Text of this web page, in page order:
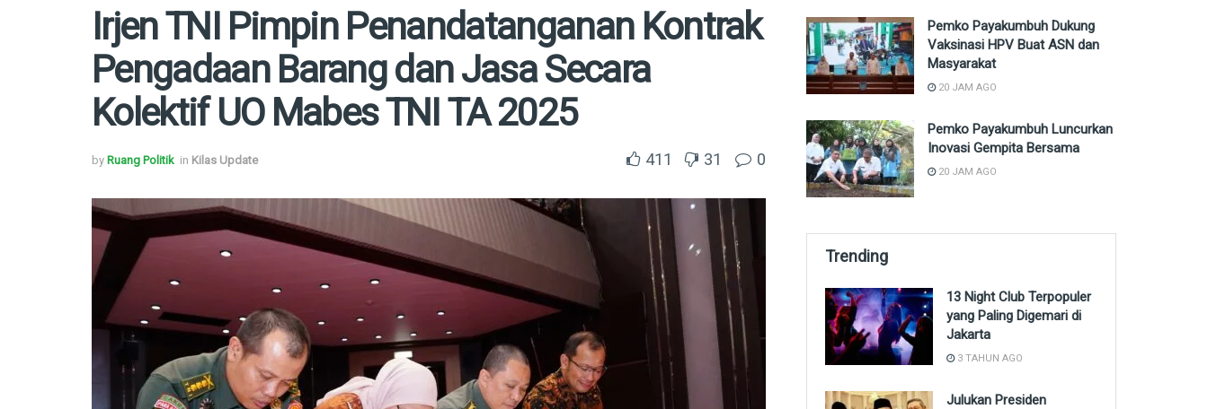
Irjen TNI Pimpin Penandatanganan Kontrak
Pengadaan Barang dan Jasa Secara
Kolektif UO Mabes TNI TA 2025
by Ruang Politik in Kilas Update 411 31 0
Pemko Payakumbuh Dukung
Vaksinasi HPV Buat ASN dan
Masyarakat
20 JAM AGO
Pemko Payakumbuh Luncurkan
Inovasi Gempita Bersama
20 JAM AGO
Trending
13 Night Club Terpopuler
yang Paling Digemari di
Jakarta
3 TAHUN AGO
Julukan Presiden